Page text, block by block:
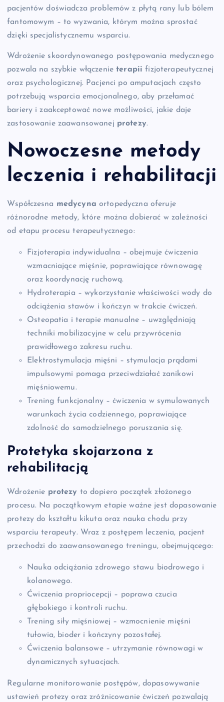
pacjentów doświadcza problemów z płytą rany lub bólem
fantomowym – to wyzwania, którym można sprostać
dzięki specjalistycznemu wsparciu.
Wdrożenie skoordynowanego postępowania medycznego
pozwala na szybkie włączenieterapii fizjoterapeutycznej
oraz psychologicznej. Pacjenci po amputacjach często
potrzebują wsparcia emocjonalnego, aby przełamać
bariery i zaakceptować nowe możliwości, jakie daje
zastosowanie zaawansowanej protezy.
Nowoczesne metody
leczenia i rehabilitacji
Współczesna medycyna ortopedyczna oferuje
różnorodne metody, które można dobierać w zależności
od etapu procesu terapeutycznego:
Fizjoterapia indywidualna – obejmuje ćwiczenia
wzmacniające mięśnie, poprawiające równowagę
oraz koordynację ruchową.
Hydroterapia – wykorzystanie właściwości wody do
odciążenia stawów i kończyn w trakcie ćwiczeń.
Osteopatia i terapie manualne – uwzględniają
techniki mobilizacyjne w celu przywrócenia
prawidłowego zakresu ruchu.
Elektrostymulacja mięśni – stymulacja prądami
impulsowymi pomaga przeciwdziałać zanikowi
mięśniowemu.
Trening funkcjonalny – ćwiczenia w symulowanych
warunkach życia codziennego, poprawiające
zdolność do samodzielnego poruszania się.
Protetyka skojarzona z
rehabilitacją
Wdrożenie protezy to dopiero początek złożonego
procesu. Na początkowym etapie ważne jest dopasowanie
protezy do kształtu kikuta oraz nauka chodu przy
wsparciu terapeuty. Wraz z postępem leczenia, pacjent
przechodzi do zaawansowanego treningu, obejmującego:
Nauka odciążania zdrowego stawu biodrowego i
kolanowego.
Ćwiczenia propriocepcji – poprawa czucia
głębokiego i kontroli ruchu.
Trening siły mięśniowej – wzmocnienie mięśni
tułowia, bioder i kończyny pozostałej.
Ćwiczenia balansowe – utrzymanie równowagi w
dynamicznych sytuacjach.
Regularne monitorowanie postępów, dopasowywanie
ustawień protezy oraz zróżnicowanie ćwiczeń pozwalają